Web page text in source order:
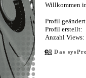
Willkommen
Profil
Profil erstellt:
Anzahl Views:
Das